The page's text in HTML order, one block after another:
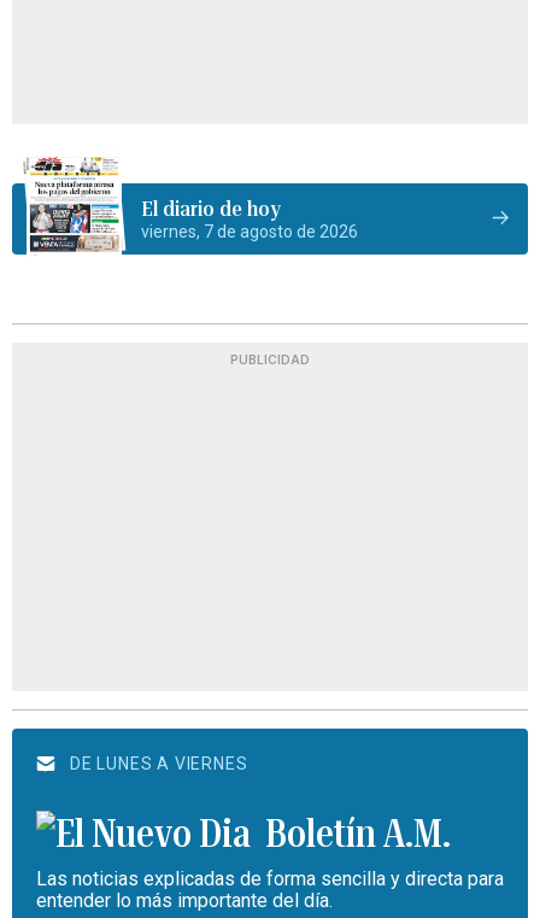
El diario de hoy
viernes, 7 de agosto de 2026
PUBLICIDAD
DE LUNES A VIERNES
Boletín A.M.
Las noticias explicadas de forma sencilla y directa para
entender lo más importante del día.